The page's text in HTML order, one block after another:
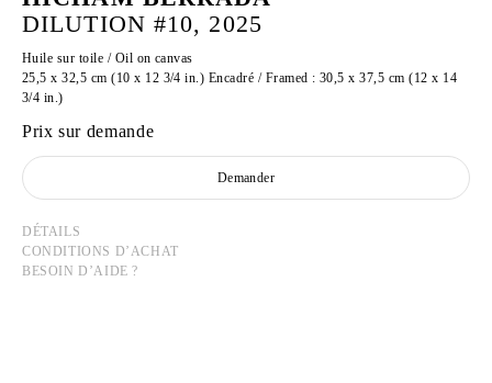
DILUTION #10, 2025
Huile sur toile / Oil on canvas
25,5 x 32,5 cm (10 x 12 3/4 in.) Encadré / Framed : 30,5 x 37,5 cm (12 x 14
3/4 in.)
Prix sur demande
Demander
DÉTAILS
CONDITIONS D’ACHAT
BESOIN D’AIDE ?